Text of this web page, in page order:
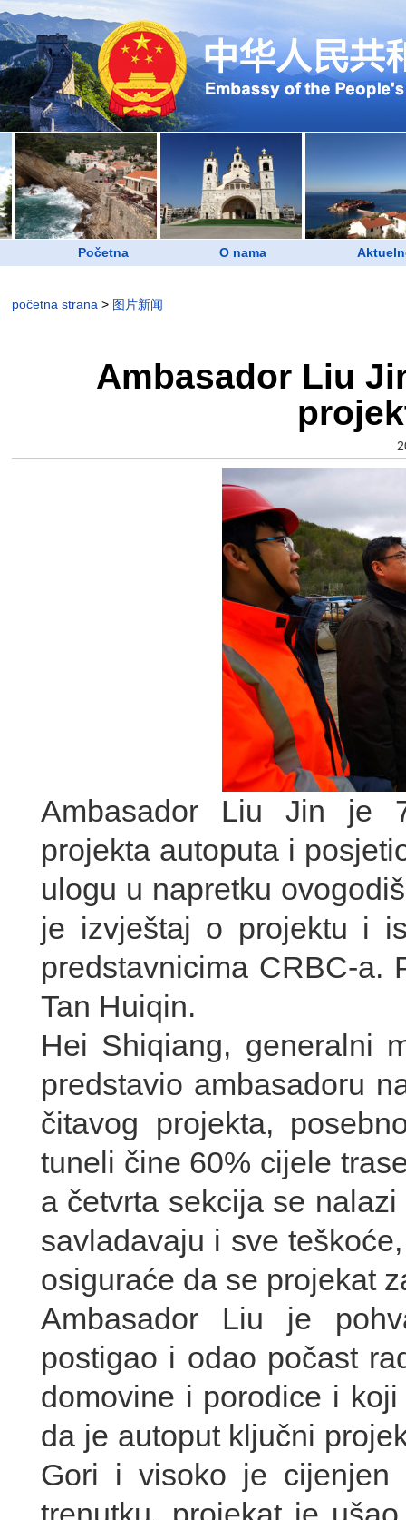
Početna O nama
početna strana > 图片新闻
Ambasador Liu
Ambasador Liu Jin je
projekta autoputa i
ulogu u napretku
je izvještaj o projektu i
predstavnicima CRBC-a.
Tan Huiqin.
Hei Shiqiang, generalni
predstavio ambasadoru
čitavog projekta,
tuneli čine 60% cijele
a četvrta sekcija se
savladavaju i sve
osiguraće da se projekat
Ambasador Liu je
postigao i odao počast
domovine i porodice i
da je autoput ključni
Gori i visoko je cijenjen